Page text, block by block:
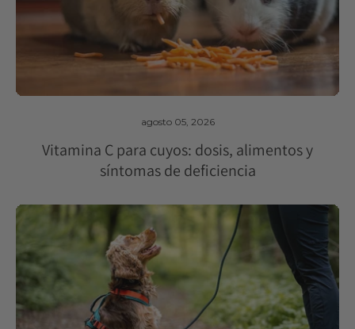
agosto 05, 2026
Vitamina C para cuyos: dosis, alimentos y
síntomas de deficiencia